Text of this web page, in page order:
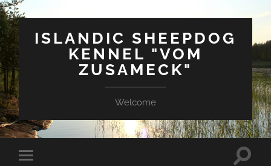
ISLANDIC SHEEPDOG
KENNEL "VOM
ZUSAMECK"
Welcome